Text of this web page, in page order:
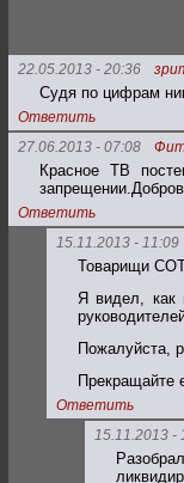
22.05.2013 - 20:36
Судя по цифрам
Ответить
27.06.2013 - 07:08
Красное ТВ
Ответить
15.11.2013 - 11:09
Товарищи
Я видел, как
Пожалуйста,
Прекращайте
Ответить
15.11.2013 -